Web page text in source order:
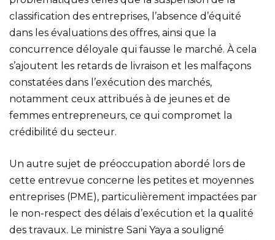
classification des entreprises, l’absence d’équité
dans les évaluations des offres, ainsi que la
concurrence déloyale qui fausse le marché. À cela
s’ajoutent les retards de livraison et les malfaçons
constatées dans l’exécution des marchés,
notamment ceux attribués à de jeunes et de
femmes entrepreneurs, ce qui compromet la
crédibilité du secteur.
Un autre sujet de préoccupation abordé lors de
cette entrevue concerne les petites et moyennes
entreprises (PME), particulièrement impactées par
le non-respect des délais d’exécution et la qualité
des travaux. Le ministre Sani Yaya a souligné